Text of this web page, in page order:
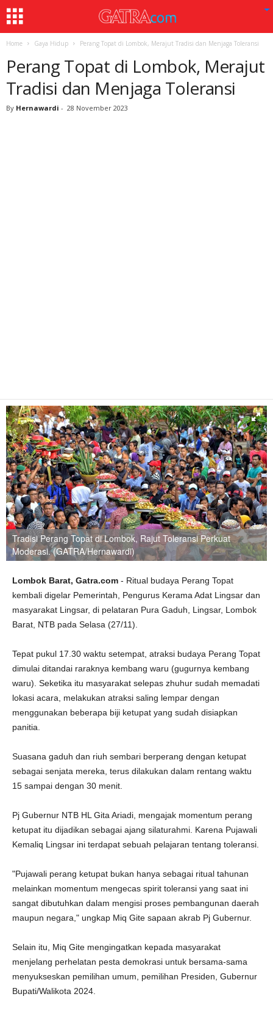
Home Gaya Hidup Perang Topat di Lombok, Merajut Tradisi dan Menjaga Toleransi
Perang Topat di Lombok, Merajut
Tradisi dan Menjaga Toleransi
By Hernawardi - 28 November 2023
Tradisi Perang Topat di Lombok, Rajut Toleransi Perkuat
Moderasi. (GATRA/Hernawardi)
Lombok Barat, Gatra.com - Ritual budaya Perang Topat
kembali digelar Pemerintah, Pengurus Kerama Adat Lingsar dan
masyarakat Lingsar, di pelataran Pura Gaduh, Lingsar, Lombok
Barat, NTB pada Selasa (27/11).
Tepat pukul 17.30 waktu setempat, atraksi budaya Perang Topat
dimulai ditandai raraknya kembang waru (gugurnya kembang
waru). Seketika itu masyarakat selepas zhuhur sudah memadati
lokasi acara, melakukan atraksi saling lempar dengan
menggunakan beberapa biji ketupat yang sudah disiapkan
panitia.
Suasana gaduh dan riuh sembari berperang dengan ketupat
sebagai senjata mereka, terus dilakukan dalam rentang waktu
15 sampai dengan 30 menit.
Pj Gubernur NTB HL Gita Ariadi, mengajak momentum perang
ketupat itu dijadikan sebagai ajang silaturahmi. Karena Pujawali
Kemaliq Lingsar ini terdapat sebuah pelajaran tentang toleransi.
"Pujawali perang ketupat bukan hanya sebagai ritual tahunan
melainkan momentum mengecas spirit toleransi yang saat ini
sangat dibutuhkan dalam mengisi proses pembangunan daerah
maupun negara," ungkap Miq Gite sapaan akrab Pj Gubernur.
Selain itu, Miq Gite mengingatkan kepada masyarakat
menjelang perhelatan pesta demokrasi untuk bersama-sama
menyukseskan pemilihan umum, pemilihan Presiden, Gubernur
Bupati/Walikota 2024.